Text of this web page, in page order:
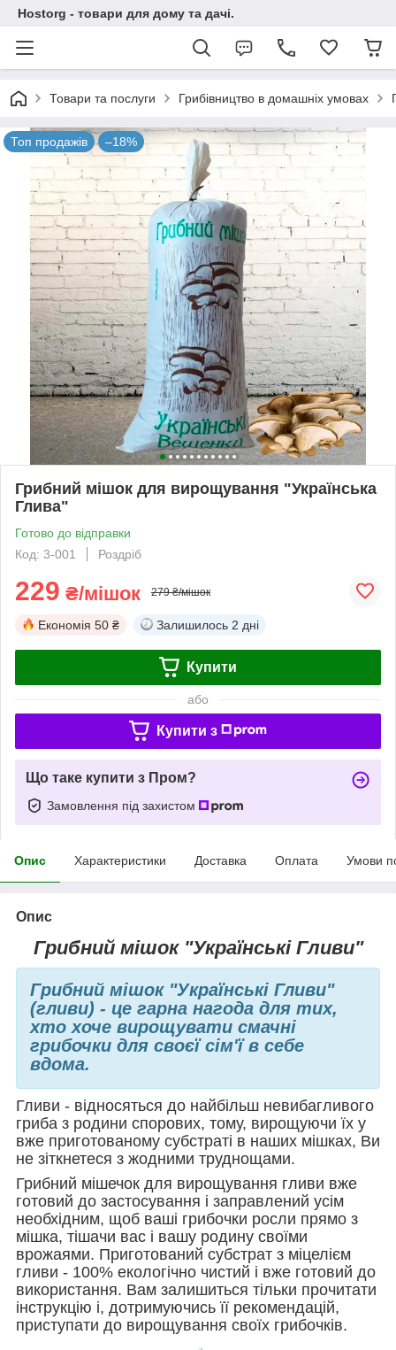
Hostorg - товари для дому та дачі.
Товари та послуги Грибівництво в домашніх умовах
Топ продажів –18%
Грибний мішок для вирощування "Українська
Глива"
Готово до відправки
Код: 3-001
Роздріб
229 ₴/мішок 279 ₴/мішок
Економія 50 ₴ Залишилось 2 дні
Купити
або
Купити з
Що таке купити з Пром?
Замовлення під захистом
Опис Характеристики Доставка Оплата Умови
Опис
Грибний мішок "Українські Гливи"
Грибний мішок "Українські Гливи"
(гливи) - це гарна нагода для тих,
хто хоче вирощувати смачні
грибочки для своєї сім'ї в себе
вдома.
Гливи - відносяться до найбільш невибагливого
гриба з родини спорових, тому, вирощуючи їх у
вже приготованому субстраті в наших мішках, Ви
не зіткнетеся з жодними труднощами.
Грибний мішечок для вирощування гливи вже
готовий до застосування і заправлений усім
необхідним, щоб ваші грибочки росли прямо з
мішка, тішачи вас і вашу родину своїми
врожаями. Приготований субстрат з міцелієм
гливи - 100% екологічно чистий і вже готовий до
використання. Вам залишиться тільки прочитати
інструкцію і, дотримуючись її рекомендацій,
приступати до вирощування своїх грибочків.